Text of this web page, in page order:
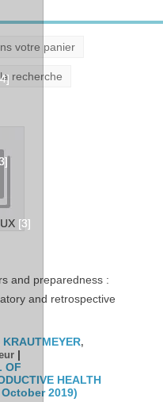
votre panier
recherche
and preparedness :
and retrospective
KRAUTMEYER,
|
OF
HEALTH
October 2019)
[3]